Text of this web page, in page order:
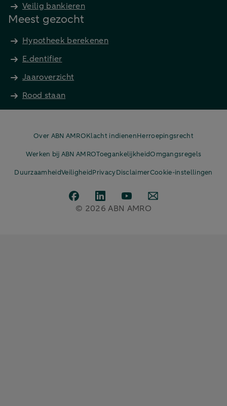
Veilig bankieren
Meest gezocht
Hypotheek berekenen
E.dentifier
Jaaroverzicht
Rood staan
Over ABN AMROKlacht indienenHerroepingsrecht
Werken bij ABN AMROToegankelijkheidOmgangsregels
DuurzaamheidVeiligheidPrivacyDisclaimerCookie-instellingen
© 2026 ABN AMRO